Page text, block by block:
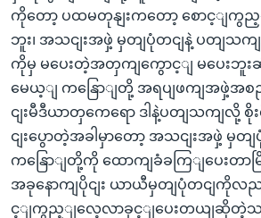
ကိုတော့ ပထမတုနျးကတော့ စောင့ျကွ
ဘူး၊ အသငျးအဖှဲ့ မှတျပုံတငျနဲ့ ပတျသ
ကိုမှ မပေးတဲ့အတှကျကွောင့ျ မပေးဘူးဆုံ
မေယ့ျ ကနြောျတို့ အရပျဖကျအဖှဲ့အ
ငျးမီဒီယာတှကေရော ဒါနဲ့ပတျသကျလို့ စို
ငျးပွောတဲ့အခါမှာတော့ အသငျးအဖှဲ့ မှတ
ကနြောျတို့ကို ထောကျခံခကြျပေးတာမြို
အခုနောကျပိုငျး ယာယီမှတျပုံတငျကိုလ
င့ျကွည့ျလေ့လာခှင့ျပေးတယျဆိုတဲ့သဘ